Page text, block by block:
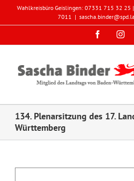
Wahlkreisbüro Geislingen: 07331 715 32 25
7011 |
Facebook
134. Plenarsitzung des 17.
Württemberg